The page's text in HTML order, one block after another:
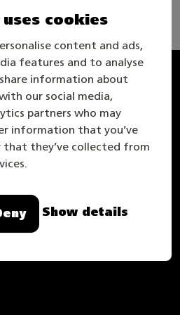
cookies
content and ads,
features and to analyse
information about
our social media,
partners who may
information that you’ve
they’ve collected from
Show details